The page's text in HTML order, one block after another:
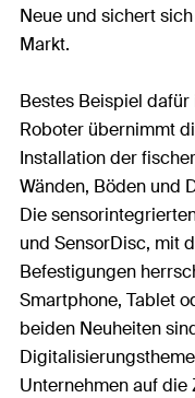
Neue und sichert
Markt.
Bestes Beispiel
Roboter übernimmt
Installation der
Wänden, Böden und
Die
und SensorDisc, mit
Befestigungen
Smartphone, Tablet
beiden Neuheiten
Unternehmen auf